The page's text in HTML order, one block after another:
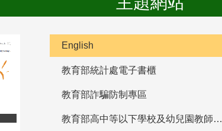
English
教育部統計處電子書櫃
教育部詐騙防制專區
教育部高中等以下學校及幼兒園教師資格檢定考試